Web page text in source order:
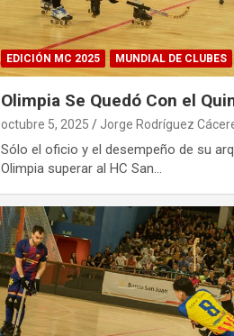
EDICIÓN MC 2025 MUNDIAL DE CLUBES
Olimpia Se Quedó Con el
octubre 5, 2025 Jorge Rodríguez
Sólo el oficio y el desempeño de su
Olimpia superar al HC San…